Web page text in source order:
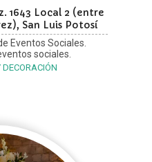
1643 Local 2 (entre
San Luis Potosí
Eventos Sociales.
sociales.
DECORACIÓN